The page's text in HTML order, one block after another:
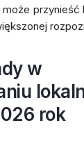
może
w
rok